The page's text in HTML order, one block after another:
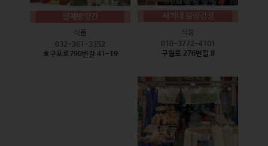
형제방앗간
식품
032-361-3352
호구포로790번길 41-19
서기네 말랑강정
식품
010-3772-4101
구월로 276번길 8